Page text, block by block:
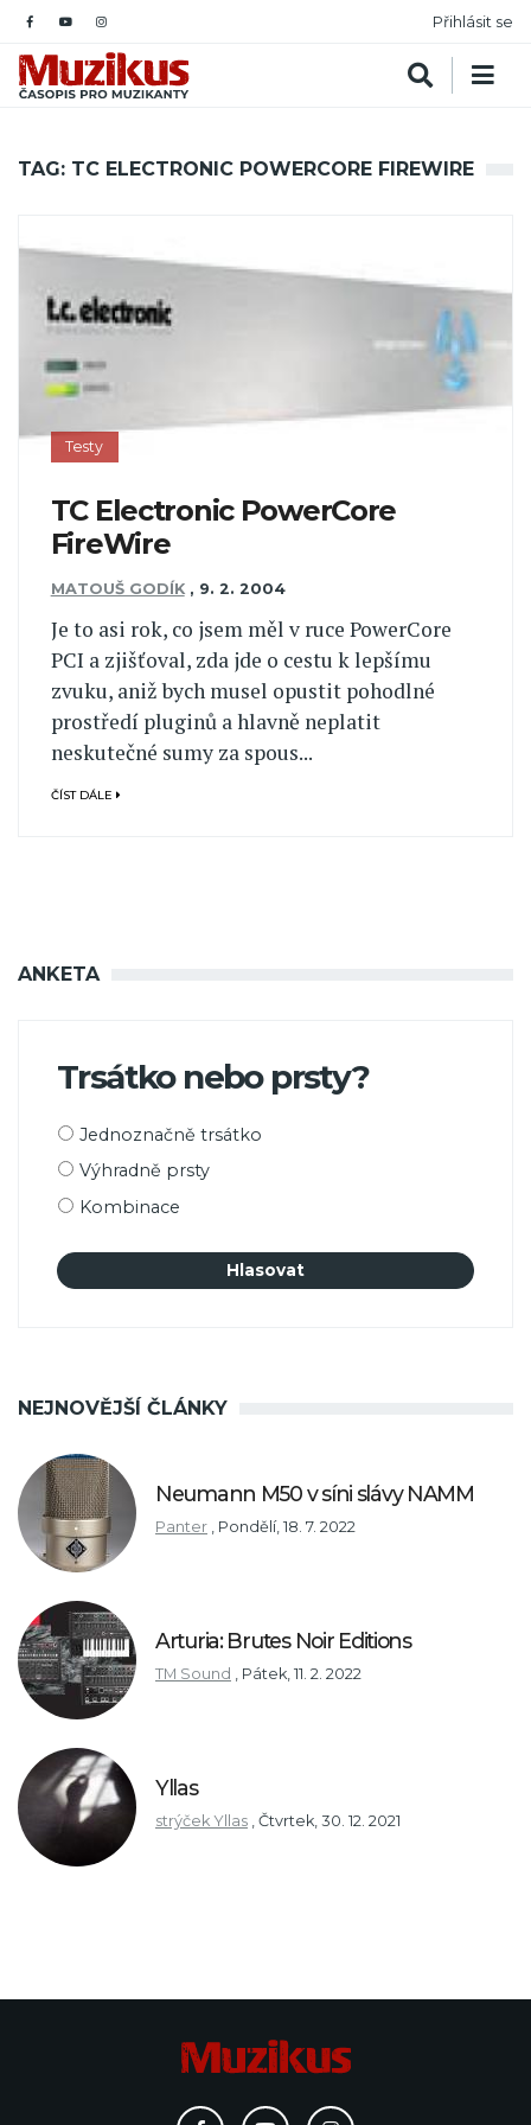
Přihlásit se
TAG: TC ELECTRONIC POWERCORE FIREWIRE
Testy
TC Electronic PowerCore
FireWire
MATOUŠ GODÍK , 9. 2. 2004
Je to asi rok, co jsem měl v ruce PowerCore
PCI a zjišťoval, zda jde o cestu k lepšímu
zvuku, aniž bych musel opustit pohodlné
prostředí pluginů a hlavně neplatit
neskutečné sumy za spous...
ČÍST DÁLE
ANKETA
Trsátko nebo prsty?
Možnosti
Jednoznačně trsátko
Výhradně prsty
Kombinace
NEJNOVĚJŠÍ ČLÁNKY
Neumann M50 v síni slávy NAMM
Panter Pondělí, 18. 7. 2022
Arturia: Brutes Noir Editions
TM Sound Pátek, 11. 2. 2022
Yllas
strýček Yllas Čtvrtek, 30. 12. 2021